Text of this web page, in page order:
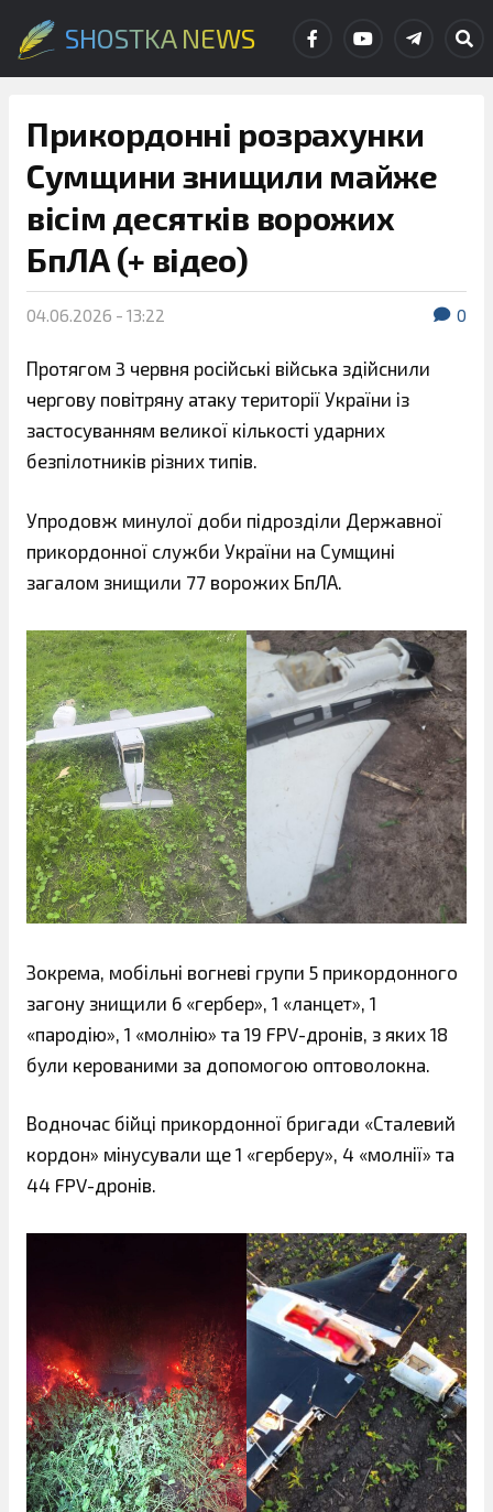
SHOSTKA NEWS
Прикордонні розрахунки
Сумщини знищили майже
вісім десятків ворожих
БпЛА (+ відео)
04.06.2026 - 13:22 0
Протягом 3 червня російські війська здійснили
чергову повітряну атаку території України із
застосуванням великої кількості ударних
безпілотників різних типів.
Упродовж минулої доби підрозділи Державної
прикордонної служби України на Сумщині
загалом знищили 77 ворожих БпЛА.
Зокрема, мобільні вогневі групи 5 прикордонного
загону знищили 6 «гербер», 1 «ланцет», 1
«пародію», 1 «молнію» та 19 FPV-дронів, з яких 18
були керованими за допомогою оптоволокна.
Водночас бійці прикордонної бригади «Сталевий
кордон» мінусували ще 1 «герберу», 4 «молнії» та
44 FPV-дронів.